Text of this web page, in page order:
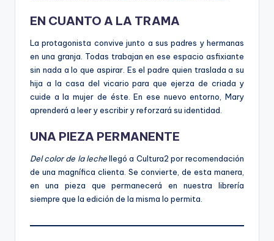
EN CUANTO A LA TRAMA
La protagonista convive junto a sus padres y hermanas
en una granja. Todas trabajan en ese espacio asfixiante
sin nada a lo que aspirar. Es el padre quien traslada a su
hija a la casa del vicario para que ejerza de criada y
cuide a la mujer de éste. En ese nuevo entorno, Mary
aprenderá a leer y escribir y reforzará su identidad.
UNA PIEZA PERMANENTE
Del color de la lechellegó a Cultura2 por recomendación
de una magnífica clienta. Se convierte, de esta manera,
en una pieza que permanecerá en nuestra librería
siempre que la edición de la misma lo permita.